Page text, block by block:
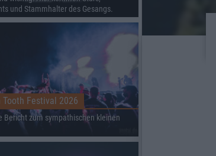
und Stammhalter des Gesangs.
Tooth Festival 2026
Bericht zum sympathischen kleinen